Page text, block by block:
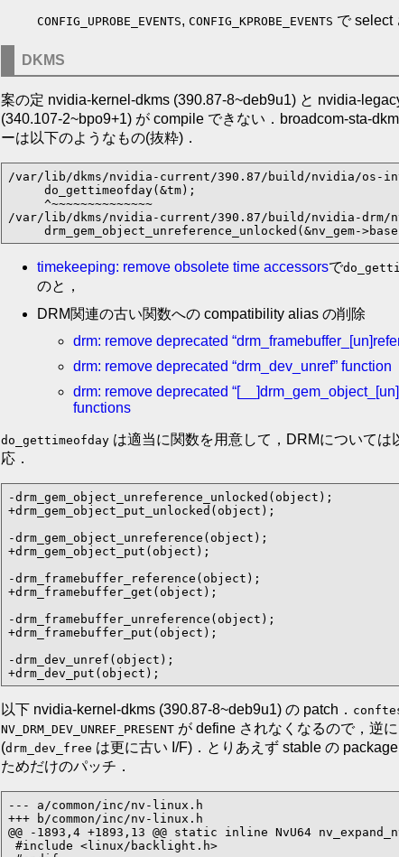
CONFIG_UPROBE_EVENTS, CONFIG_KPROBE_EVENTS で select
DKMS
案の定 nvidia-kernel-dkms (390.87-8~deb9u1) と nvidia-
(340.107-2~bpo9+1) が compile できない．broadcom-sta-
ーは以下のようなもの(抜粋)．
/var/lib/dkms/nvidia-current/390.87/build/nvidia/os-
     do_gettimeofday(&tm);
     ^~~~~~~~~~~~~~~
/var/lib/dkms/nvidia-current/390.87/build/nvidia-drm/
drm_gem_object_unreference_unlocked(&nv_gem-
timekeeping: remove obsolete time accessorsで
のと，
DRM関連の古い関数への compatibility alias の削除
drm: remove deprecated
drm: remove deprecated “drm_dev_unref” function
drm: remove deprecated
functions
do_gettimeofday は適当に関数を用意して，DRMについては
応．
-drm_gem_object_unreference_unlocked(object);
+drm_gem_object_put_unlocked(object);
-drm_gem_object_unreference(object);
+drm_gem_object_put(object);
-drm_framebuffer_reference(object);
+drm_framebuffer_get(object);
-drm_framebuffer_unreference(object);
+drm_framebuffer_put(object);
-drm_dev_unref(object);
+drm_dev_put(object);
以下 nvidia-kernel-dkms (390.87-8~deb9u1) の patch．
NV_DRM_DEV_UNREF_PRESENT が define されなくなるので，逆
(drm_dev_free は更に古い I/F)．とりあえず stable の
ためだけのパッチ．
--- a/common/inc/nv-linux.h
+++ b/common/inc/nv-linux.h
@@ -1893,4 +1893,13 @@ static inline NvU64
#include <linux/backlight.h>